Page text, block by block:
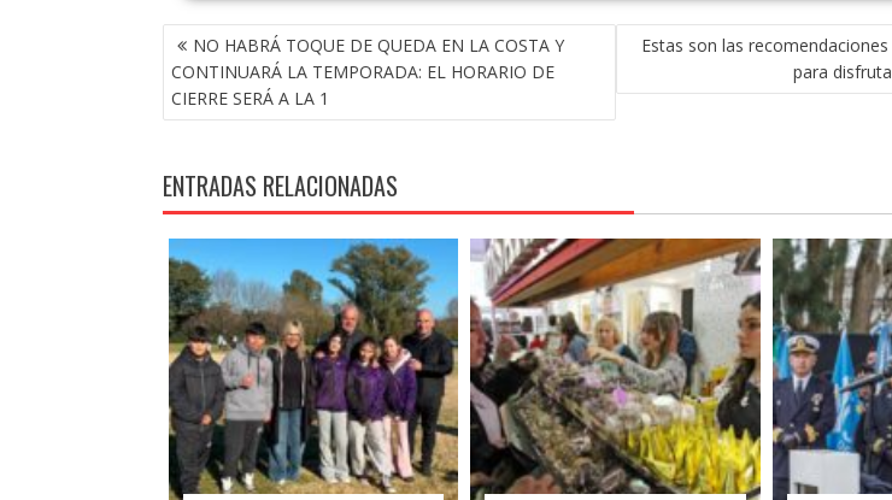
NAVEGACIÓN
DE
ENTRADAS
NO HABRÁ TOQUE DE QUEDA EN LA COSTA Y
CONTINUARÁ LA TEMPORADA: EL HORARIO DE
CIERRE SERÁ A LA 1
Estas son las
para
ENTRADAS RELACIONADAS